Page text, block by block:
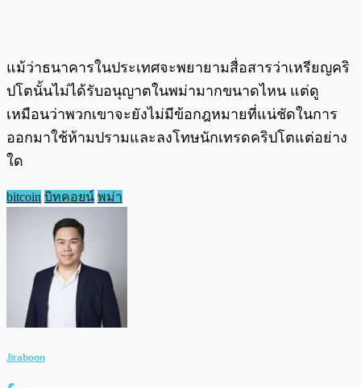
แม้ว่าธนาคารในประเทศจะพยายามสื่อสารว่าเหรียญคริ
ปโตนั้นไม่ได้รับอนุญาตในพม่ามากขนาดไหน แต่ดู
เหมือนว่าพวกเขาจะยังไม่มีข้อกฎหมายที่แน่ชัดในการ
ออกมาใช้ห้ามปรามและลงโทษนักเทรดคริปโตแต่อย่าง
ใด
bitcoin บิทคอยน์ พม่า
Jiraboon